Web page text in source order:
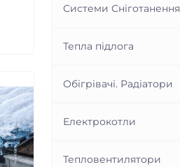
Системи Сніготанення
Тепла підлога
Обігрівачі. Радіатори
Електрокотли
Тепловентилятори